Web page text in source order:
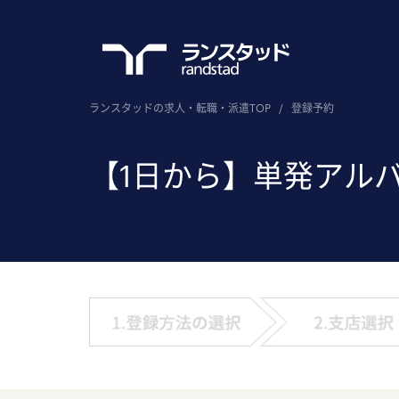
ランスタッドの求人・転職・派遣TOP / 登録予約
【1日から】単発アル